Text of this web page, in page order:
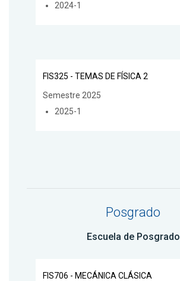
2024-1
FIS325 - TEMAS DE FÍSICA 2
Semestre 2025
2025-1
Posgrado
Escuela de Posgrado
FIS706 - MECÁNICA CLÁSICA